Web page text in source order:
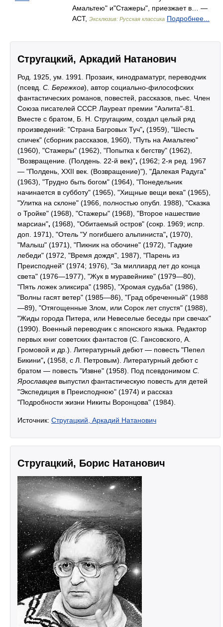
Амальтею" и"Стажеры", приезжает в… —
АСТ, Эксклюзив: Русская классика Подробнее...
Стругацкий, Аркадий Натанович
Род. 1925, ум. 1991. Прозаик, кинодраматург, переводчик
(псевд. С. Бережков), автор социально-философских
фантастических романов, повестей, рассказов, пьес. Член
Союза писателей СССР. Лауреат премии "Аэлита"-81.
Вместе с братом, Б. Н. Стругацким, создал целый ряд
произведений: "Страна Багровых Туч", (1959), "Шесть
спичек" (сборник рассказов, 1960), "Путь на Амальтею"
(1960), "Стажеры" (1962), "Попытка к бегству" (1962),
"Возвращение. (Полдень. 22-й век)", (1962; 2-я ред. 1967
— "Полдень, XXII век. (Возвращение)"), "Далекая Радуга"
(1963), "Трудно быть богом" (1964), "Понедельник
начинается в субботу" (1965), "Хищные вещи века" (1965),
"Улитка на склоне" (1966, полностью опубл. 1988), "Сказка
о Тройке" (1968), "Стажеры" (1968), "Второе нашествие
марсиан", (1968), "Обитаемый остров" (сокр. 1969; испр.
доп. 1971), "Отель "У погибшего альпиниста", (1970),
"Малыш" (1971), "Пикник на обочине" (1972), "Гадкие
лебеди" (1972, "Время дождя", 1987), "Парень из
Преисподней" (1974; 1976), "За миллиард лет до конца
света" (1976—1977), "Жук в муравейнике" (1979—80),
"Пять ложек эликсира" (1985), "Хромая судьба" (1986),
"Волны гасят ветер" (1985—86), "Град обреченный" (1988
—89), "Отягощенные Злом, или Сорок лет спустя" (1988),
"Жиды города Питера, или Невеселые беседы при свечах"
(1990). Военный переводчик с японского языка. Редактор
первых книг советских фантастов (С. Гансовского, А.
Громовой и др.). Литературный дебют — повесть "Пепел
Бикини", (1958, с Л. Петровым). Литературный дебют с
братом — повесть "Извне" (1958). Под псевдонимом С.
Ярославцев выпустил фантастическую повесть для детей
"Экспедиция в Преисподнюю" (1974) и рассказ
"Подробности жизни Никиты Воронцова" (1984).
Источник: Стругацкий, Аркадий Натанович
Стругацкий, Борис Натанович